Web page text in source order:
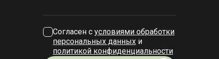
Согласен с условиями обработки
персональных данных и
политикой конфиденциальности